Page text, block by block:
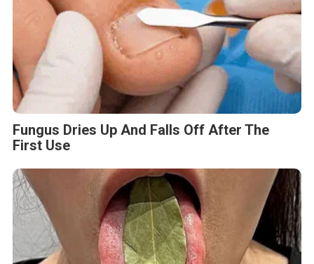
Fungus Dries Up And Falls Off After The
First Use